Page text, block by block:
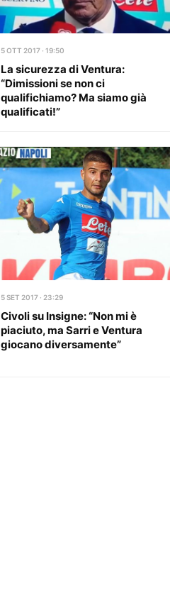
5 OTT 2017 · 19:50
La sicurezza di Ventura:
“Dimissioni se non ci
qualifichiamo? Ma siamo già
qualificati!”
5 SET 2017 · 23:29
Civoli su Insigne: “Non mi è
piaciuto, ma Sarri e Ventura
giocano diversamente”